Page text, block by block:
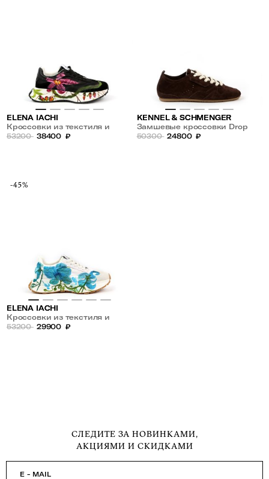
ELENA IACHI
Кроссовки из текстиля и
замши с рисунком
53200 38400 ₽
KENNEL & SCHMENGER
Замшевые кроссовки Drop
50300 24800 ₽
-45%
ELENA IACHI
Кроссовки из текстиля и
замши с рисунком
53200 29900 ₽
СЛЕДИТЕ ЗА НОВИНКАМИ,
АКЦИЯМИ И СКИДКАМИ
E - MAIL